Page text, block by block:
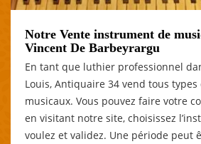
Notre Vente instrument de
Vincent De Barbeyrargu
En tant que luthier professionnel
Louis, Antiquaire 34 vend tous types
musicaux. Vous pouvez faire votre
en visitant notre site, choisissez
voulez et validez. Une période peut